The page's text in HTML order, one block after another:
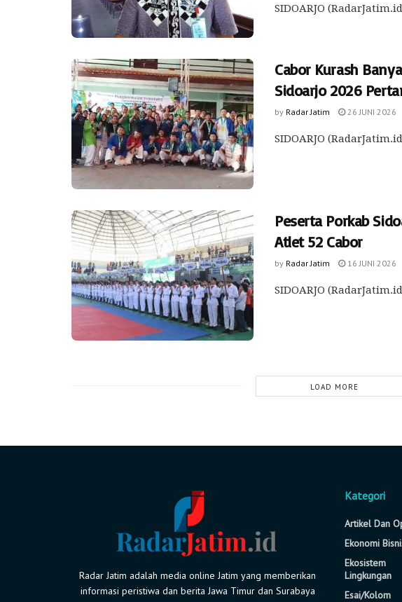
SIDOARJO
Cabor Kurash
Sidoarjo 2026
by Radar Jatim 26 JUNI 2026
SIDOARJO
Peserta Porkab
Atlet 52 Cabor
by Radar Jatim 16 JUNI 2026
SIDOARJO
LOAD MORE
Radar Jatim adalah media online Jatim yang memberikan
informasi peristiwa dan berita Jawa Timur dan Surabaya
Kategori
Artikel Dan
Ekonomi
Ekosistem
Lingkungan
Esai/Kolom